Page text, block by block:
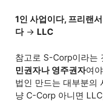
1인 사업이다, 프리랜
다→ LLC
참고로 S-Corp이라는
민권자나 영주권자여
법인 만드는 대부분의
냥 C-Corp 아니면